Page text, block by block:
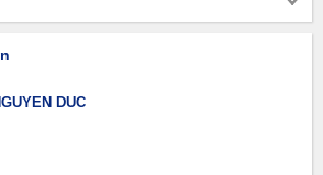
DUC